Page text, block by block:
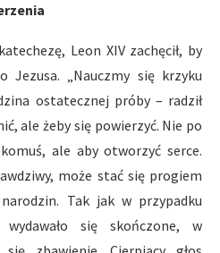
Leon XIV zachęcił, by
Jezusa. „Nauczmy się krzyku
ostatecznej próby – radził
ale żeby się powierzyć. Nie po
ale aby otworzyć serce.
może stać się progiem
Tak jak w przypadku
się skończone, w